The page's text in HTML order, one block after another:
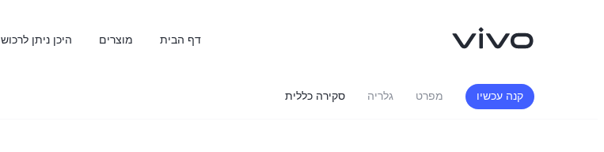
דף הבית מוצרים היכן ניתן לרכוש
סקירה כללית גלריה מפרט קנה עכשיו